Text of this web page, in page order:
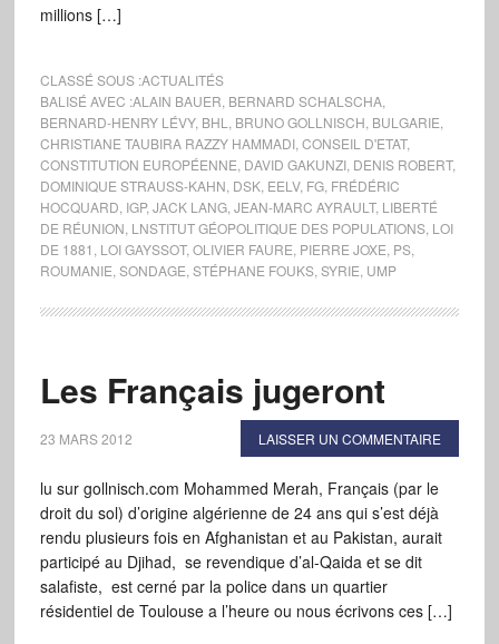
millions […]
CLASSÉ SOUS :ACTUALITÉS
BALISÉ AVEC :ALAIN BAUER BERNARD SCHALSCHA,
BERNARD-HENRY LÉVY, BHL BRUNO GOLLNISCH BULGARIE
CHRISTIANE TAUBIRA RAZZY HAMMADI, CONSEIL D'ETAT,
CONSTITUTION EUROPÉENNE DAVID GAKUNZI, DENIS ROBERT,
DOMINIQUE STRAUSS-KAHN DSK, EELV, FG, FRÉDÉRIC
HOCQUARD IGP, JACK LANG, JEAN-MARC AYRAULT, LIBERTÉ
DE RÉUNION LNSTITUT GÉOPOLITIQUE DES POPULATIONS, LOI
DE 1881 LOI GAYSSOT, OLIVIER FAURE PIERRE JOXE PS,
ROUMANIE SONDAGE STÉPHANE FOUKS, SYRIE UMP
Les Français jugeront
23 MARS 2012 LAISSER UN COMMENTAIRE
lu sur gollnisch.com Mohammed Merah, Français (par le
droit du sol) d’origine algérienne de 24 ans qui s’est déjà
rendu plusieurs fois en Afghanistan et au Pakistan, aurait
participé au Djihad, se revendique d’al-Qaida et se dit
salafiste, est cerné par la police dans un quartier
résidentiel de Toulouse a l’heure ou nous écrivons ces […]